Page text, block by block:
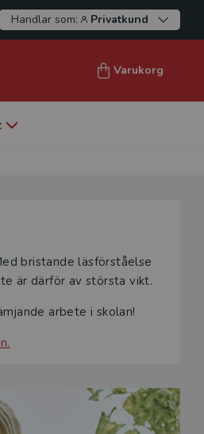
Handlar som: Privatkund
Varukorg
bristande läsförståelse
är därför av största vikt.
arbete i skolan!